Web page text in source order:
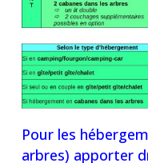
Pour les
arbres) apporter